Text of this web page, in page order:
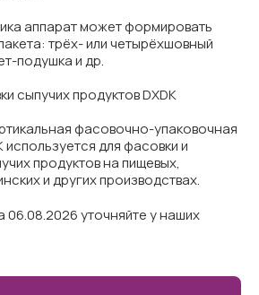
аппарат может формировать
трёх- или четырёхшовный
подушка и др.
сыпучих продуктов DXDK
фасовочно-упаковочная
для фасовки и
продуктов на пищевых,
и других производствах.
06.08.2026 уточняйте у наших